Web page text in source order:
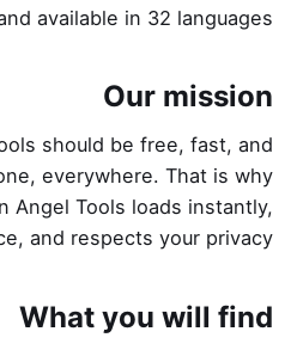
available in 32 languages.
Our mission
should be free, fast, and
everywhere. That is why
Angel Tools loads instantly,
and respects your privacy.
What you will find